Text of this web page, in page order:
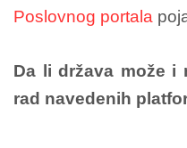
Poslovnog portala
Da li država može i
rad navedenih